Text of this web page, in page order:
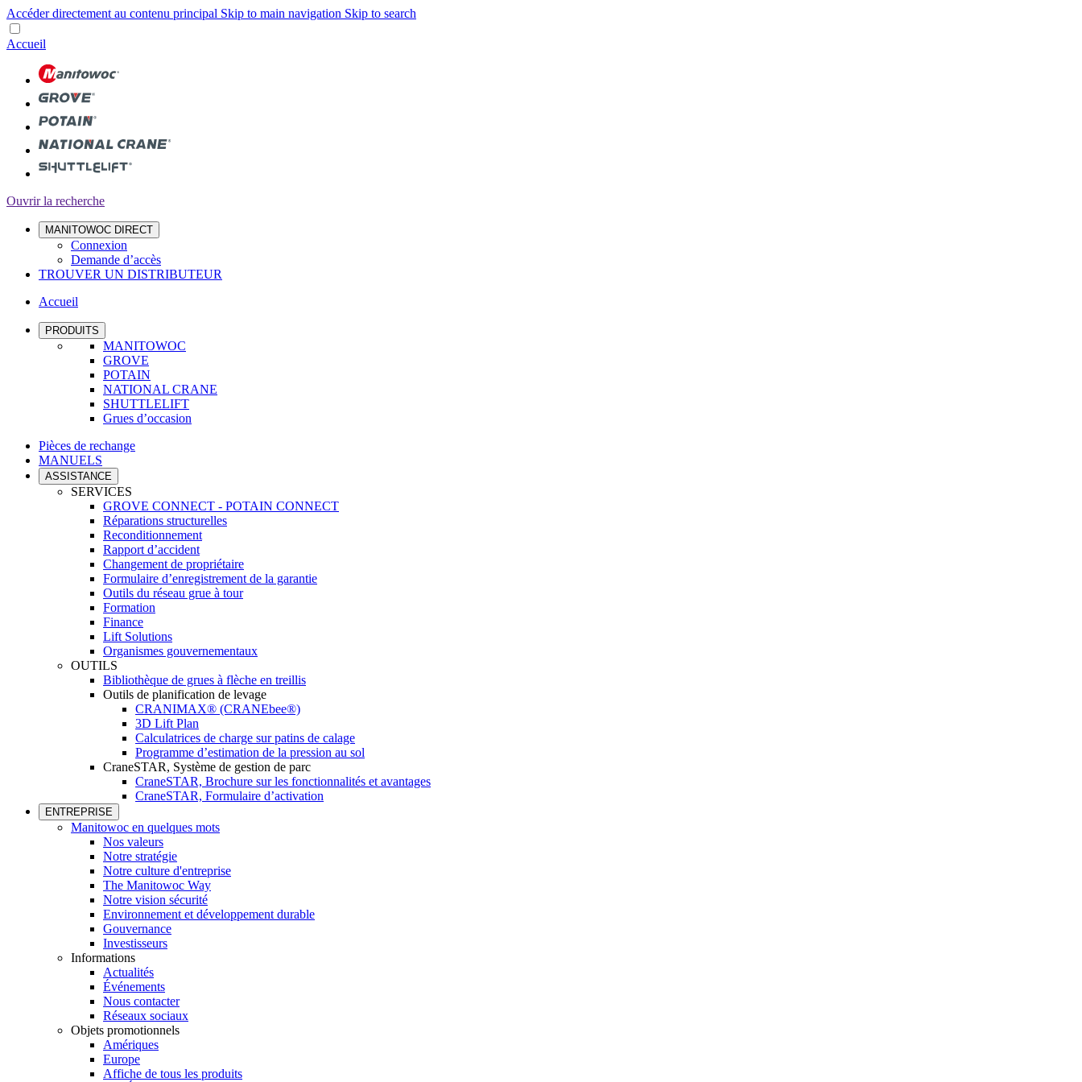
Accéder directement au contenu principal Skip to main navigation Skip to search
Accueil
Ouvrir la recherche
MANITOWOC DIRECT
Connexion
Demande d’accès
TROUVER UN DISTRIBUTEUR
Accueil
PRODUITS
MANITOWOC
GROVE
POTAIN
NATIONAL CRANE
SHUTTLELIFT
Grues d’occasion
Pièces de rechange
MANUELS
ASSISTANCE
SERVICES
GROVE CONNECT - POTAIN CONNECT
Réparations structurelles
Reconditionnement
Rapport d’accident
Changement de propriétaire
Formulaire d’enregistrement de la garantie
Outils du réseau grue à tour
Formation
Finance
Lift Solutions
Organismes gouvernementaux
OUTILS
Bibliothèque de grues à flèche en treillis
Outils de planification de levage
CRANIMAX® (CRANEbee®)
3D Lift Plan
Calculatrices de charge sur patins de calage
Programme d’estimation de la pression au sol
CraneSTAR, Système de gestion de parc
CraneSTAR, Brochure sur les fonctionnalités et avantages
CraneSTAR, Formulaire d’activation
ENTREPRISE
Manitowoc en quelques mots
Nos valeurs
Notre stratégie
Notre culture d'entreprise
The Manitowoc Way
Notre vision sécurité
Environnement et développement durable
Gouvernance
Investisseurs
Informations
Actualités
Événements
Nous contacter
Réseaux sociaux
Objets promotionnels
Amériques
Europe
Affiche de tous les produits